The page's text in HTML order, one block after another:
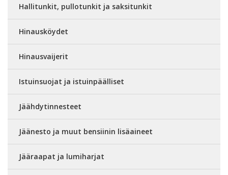
Hallitunkit, pullotunkit ja saksitunkit
Hinausköydet
Hinausvaijerit
Istuinsuojat ja istuinpäälliset
Jäähdytinnesteet
Jäänesto ja muut bensiinin lisäaineet
Jääraapat ja lumiharjat